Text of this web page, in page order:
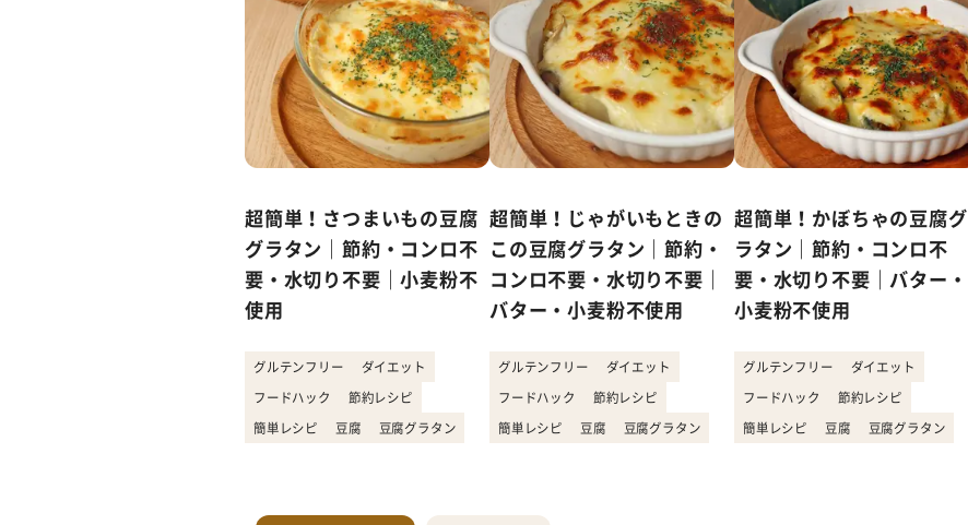
超簡単！さつまいもの豆腐
グラタン｜節約・コンロ不
要・水切り不要｜小麦粉不
使用
グルテンフリー ダイエット
フードハック 節約レシピ
簡単レシピ 豆腐 豆腐グラタン
超簡単！じゃがいもときの
この豆腐グラタン｜節約・
コンロ不要・水切り不要｜
バター・小麦粉不使用
グルテンフリー ダイエット
フードハック 節約レシピ
簡単レシピ 豆腐 豆腐グラタン
超簡単！かぼちゃの豆腐グ
ラタン｜節約・コンロ不
要・水切り不要｜バター・
小麦粉不使用
グルテンフリー ダイエット
フードハック 節約レシピ
簡単レシピ 豆腐 豆腐グラタン